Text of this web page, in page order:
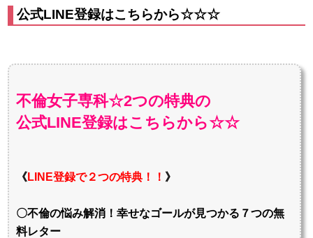
公式LINE登録はこちらから☆☆☆
不倫女子専科☆2つの特典の
公式LINE登録はこちらから☆☆
《LINE登録で２つの特典！！ 》
〇不倫の悩み解消！幸せなゴールが見つかる７つの無
料レター